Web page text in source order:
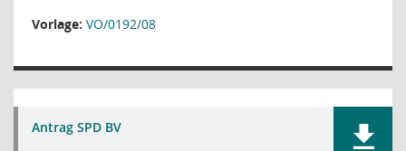
Vorlage: VO/0192/08
Antrag SPD BV